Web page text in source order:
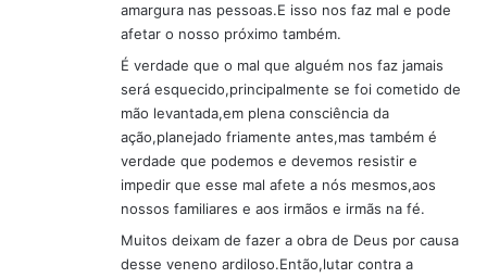
amargura nas pessoas.E isso nos faz mal e pode
afetar o nosso próximo também.
É verdade que o mal que alguém nos faz jamais
será esquecido,principalmente se foi cometido de
mão levantada,em plena consciência da
ação,planejado friamente antes,mas também é
verdade que podemos e devemos resistir e
impedir que esse mal afete a nós mesmos,aos
nossos familiares e aos irmãos e irmãs na fé.
Muitos deixam de fazer a obra de Deus por causa
desse veneno ardiloso.Então,lutar contra a